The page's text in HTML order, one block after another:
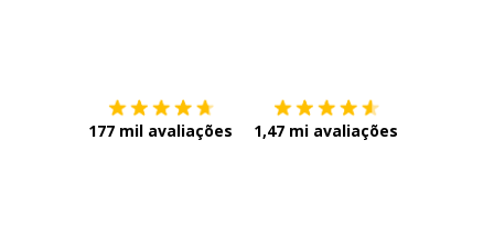
177 mil avaliações 1,47 mi avaliações